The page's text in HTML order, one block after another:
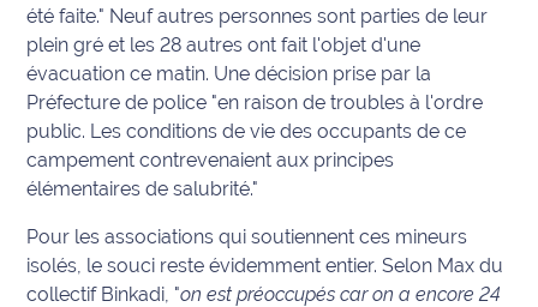
Justice
Météo
Politique
Santé
été faite." Neuf autres personnes sont parties de leur
plein gré et les 28 autres ont fait l'objet d'une
évacuation ce matin. Une décision prise par la
Préfecture de police "en raison de troubles à l'ordre
public. Les conditions de vie des occupants de ce
campement contrevenaient aux principes
élémentaires de salubrité."
Pour les associations qui soutiennent ces mineurs
isolés, le souci reste évidemment entier. Selon Max du
collectif Binkadi, "on est préoccupés car on a encore 24